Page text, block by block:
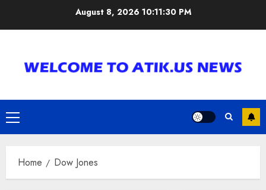
August 8, 2026 10:11:30 PM
Primary
Menu
Home Dow Jones